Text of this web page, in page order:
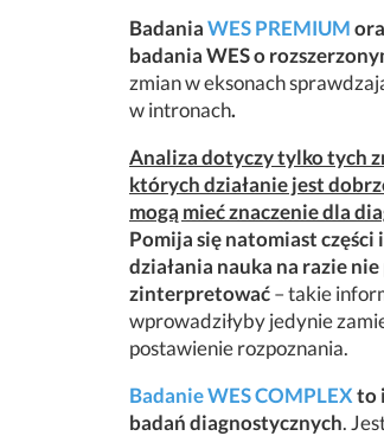
BadaniaWES PREMIUM
badania WES o
zmian w eksonach
w intronach.
Analiza dotyczy tylko tych
których działanie jest
mogą mieć znaczenie dla
Pomija się natomiast
działania nauka na razie
zinterpretować– takie
wprowadziłyby jedynie
postawienie rozpoznania.
Badanie WES COMPLEXto
badań diagnostycznych.